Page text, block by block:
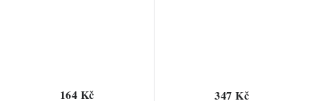
164 Kč 347 Kč